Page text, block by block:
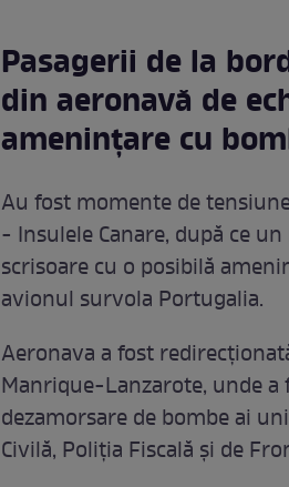
Pasagerii de la
din aeronavă de
amenințare cu
Au fost momente de
- Insulele Canare, după ce
scrisoare cu o posibilă
avionul survola Portugalia.
Aeronava a fost
Manrique-Lanzarote, unde
dezamorsare de bombe ai
Civilă, Poliția Fiscală și de